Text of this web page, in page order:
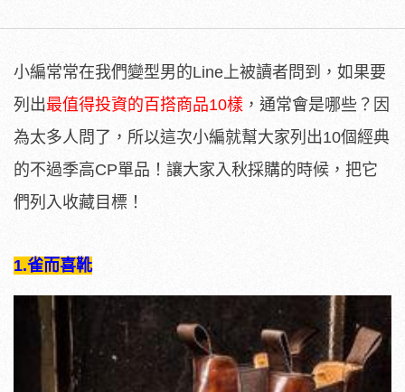
小編常常在我們變型男的Line上被讀者問到，如果要
列出最值得投資的百搭商品10樣 ，通常會是哪些？因
為太多人問了，所以這次小編就幫大家列出10個經典
的不過季高CP單品！讓大家入秋採購的時候，把它
們列入收藏目標！
1.雀而喜靴